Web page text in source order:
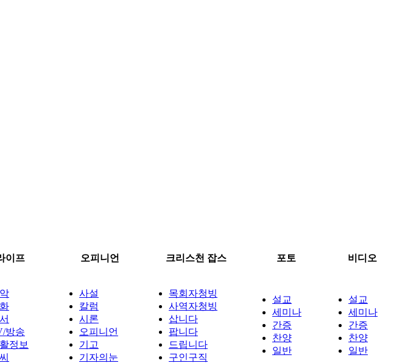
이프 오피니언 크리스천 잡스 포토 비디오
방송
정보
사설
칼럼
시론
오피니언
기고
기자의눈
목회자청빙
사역자청빙
삽니다
팝니다
드립니다
구인구직
설교
세미나
간증
찬양
일반
설교
세미나
간증
찬양
일반